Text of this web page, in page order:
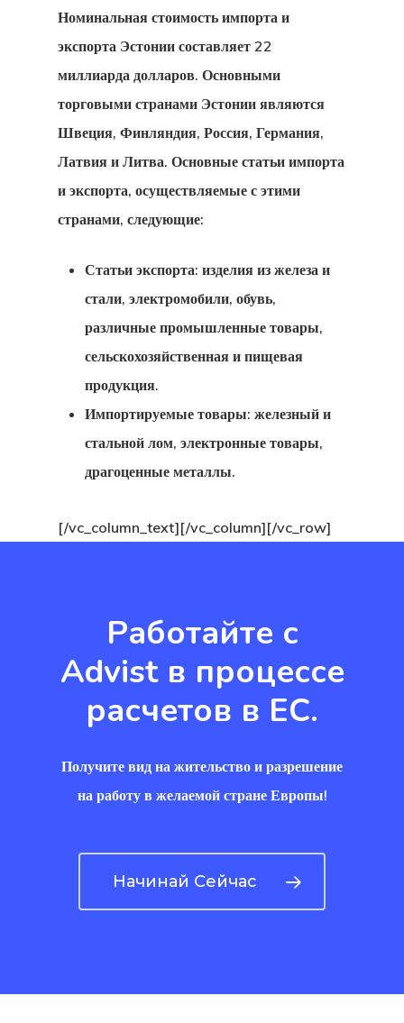
Номинальная стоимость импорта и
экспорта Эстонии составляет 22
миллиарда долларов. Основными
торговыми странами Эстонии являются
Швеция, Финляндия, Россия, Германия,
Латвия и Литва. Основные статьи импорта
и экспорта, осуществляемые с этими
странами, следующие:
Статьи экспорта: изделия из железа и
стали, электромобили, обувь,
различные промышленные товары,
сельскохозяйственная и пищевая
продукция.
Импортируемые товары: железный и
стальной лом, электронные товары,
драгоценные металлы.
[/vc_column_text][/vc_column][/vc_row]
Работайте с
Advist в процессе
расчетов в ЕС.
Получите вид на жительство и разрешение
на работу в желаемой стране Европы!
Начинай Сейчас